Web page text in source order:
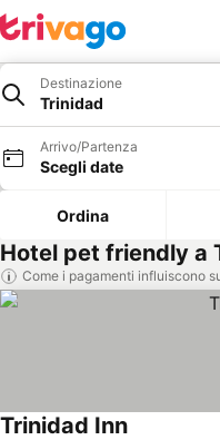
Destinazione
Trinidad
Arrivo/Partenza
Scegli date
Ordina
Hotel pet friendly a
Come i pagamenti influiscono
Trinidad Inn